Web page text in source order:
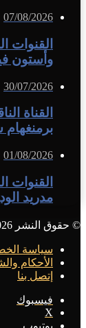
07/08/2026
القنوات
وأستون
30/07/2026
القناة
برمنغهام
01/08/2026
القنوات
مدريد
© حقوق النشر 2026، جميع الحقوق محفوظة |
سياسة
الأحكام
إتصل بنا
فيسبوك
X
يوتيوب